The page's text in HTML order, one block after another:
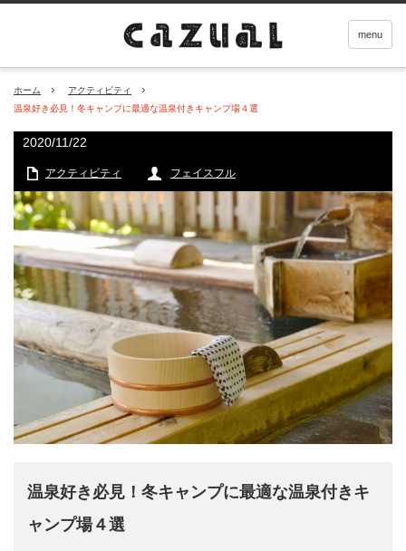
menu
ホーム
アクティビティ
温泉好き必見！冬キャンプに最適な温泉付きキャンプ場４選
2020/11/22
アクティビティ フェイスフル
温泉好き必見！冬キャンプに最適な温泉付きキ
ャンプ場４選